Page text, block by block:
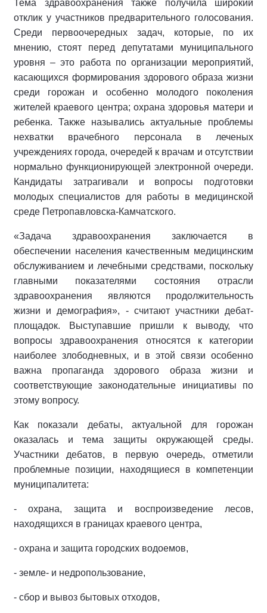
Тема здравоохранения также получила широкий
отклик у участников предварительного голосования.
Среди первоочередных задач, которые, по их
мнению, стоят перед депутатами муниципального
уровня – это работа по организации мероприятий,
касающихся формирования здорового образа жизни
среди горожан и особенно молодого поколения
жителей краевого центра; охрана здоровья матери и
ребенка. Также назывались актуальные проблемы
нехватки врачебного персонала в леченых
учреждениях города, очередей к врачам и отсутствии
нормально функционирующей электронной очереди.
Кандидаты затрагивали и вопросы подготовки
молодых специалистов для работы в медицинской
среде Петропавловска-Камчатского.
«Задача здравоохранения заключается в
обеспечении населения качественным медицинским
обслуживанием и лечебными средствами, поскольку
главными показателями состояния отрасли
здравоохранения являются продолжительность
жизни и демография», - считают участники дебат-
площадок. Выступавшие пришли к выводу, что
вопросы здравоохранения относятся к категории
наиболее злободневных, и в этой связи особенно
важна пропаганда здорового образа жизни и
соответствующие законодательные инициативы по
этому вопросу.
Как показали дебаты, актуальной для горожан
оказалась и тема защиты окружающей среды.
Участники дебатов, в первую очередь, отметили
проблемные позиции, находящиеся в компетенции
муниципалитета:
- охрана, защита и воспроизведение лесов,
находящихся в границах краевого центра,
- охрана и защита городских водоемов,
- земле- и недропользование,
- сбор и вывоз бытовых отходов,